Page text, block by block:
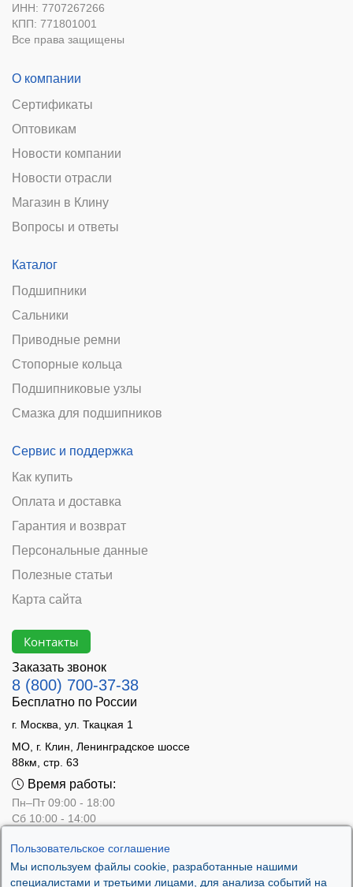
Пользовательское соглашение
Мы используем файлы cookie, разработанные нашими
специалистами и третьими лицами, для анализа событий на
ИНН: 7707267266
КПП: 771801001
Все права защищены
О компании
Сертификаты
Оптовикам
Новости компании
Новости отрасли
Магазин в Клину
Вопросы и ответы
Каталог
Подшипники
Сальники
Приводные ремни
Стопорные кольца
Подшипниковые узлы
Смазка для подшипников
Сервис и поддержка
Как купить
Оплата и доставка
Гарантия и возврат
Персональные данные
Полезные статьи
Карта сайта
Контакты
Заказать звонок
8 (800) 700-37-38
Бесплатно по России
г. Москва, ул. Ткацкая 1
МО, г. Клин, Ленинградское шоссе
88км, стр. 63
Время работы:
Пн–Пт 09:00 - 18:00
Сб 10:00 - 14:00